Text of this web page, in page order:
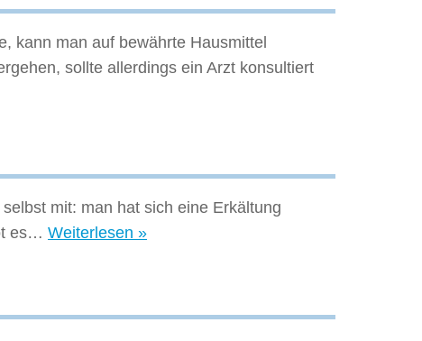
kann man auf bewährte Hausmittel
sollte allerdings ein Arzt konsultiert
mit: man hat sich eine Erkältung
es… Weiterlesen »Natürliche